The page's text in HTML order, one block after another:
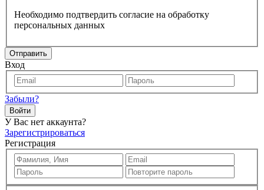
Необходимо подтвердить согласие на обработку
персональных данных
Отправить
Вход
Забыли?
Войти
У Вас нет аккаунта?
Зарегистрироваться
Регистрация